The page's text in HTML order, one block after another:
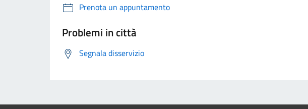
Prenota un appuntamento
Problemi in città
Segnala disservizio